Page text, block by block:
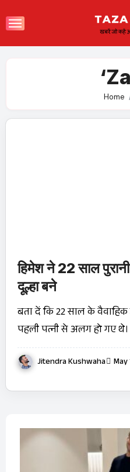
to
Home
हिमेश ने 22 साल
दूल्हा बने
बता दें कि 22 साल के वैवाहिक जीवन के बाद हिमेश अपनी
पहली पत्नी से अलग हो गए
Jitendra Kushwaha May